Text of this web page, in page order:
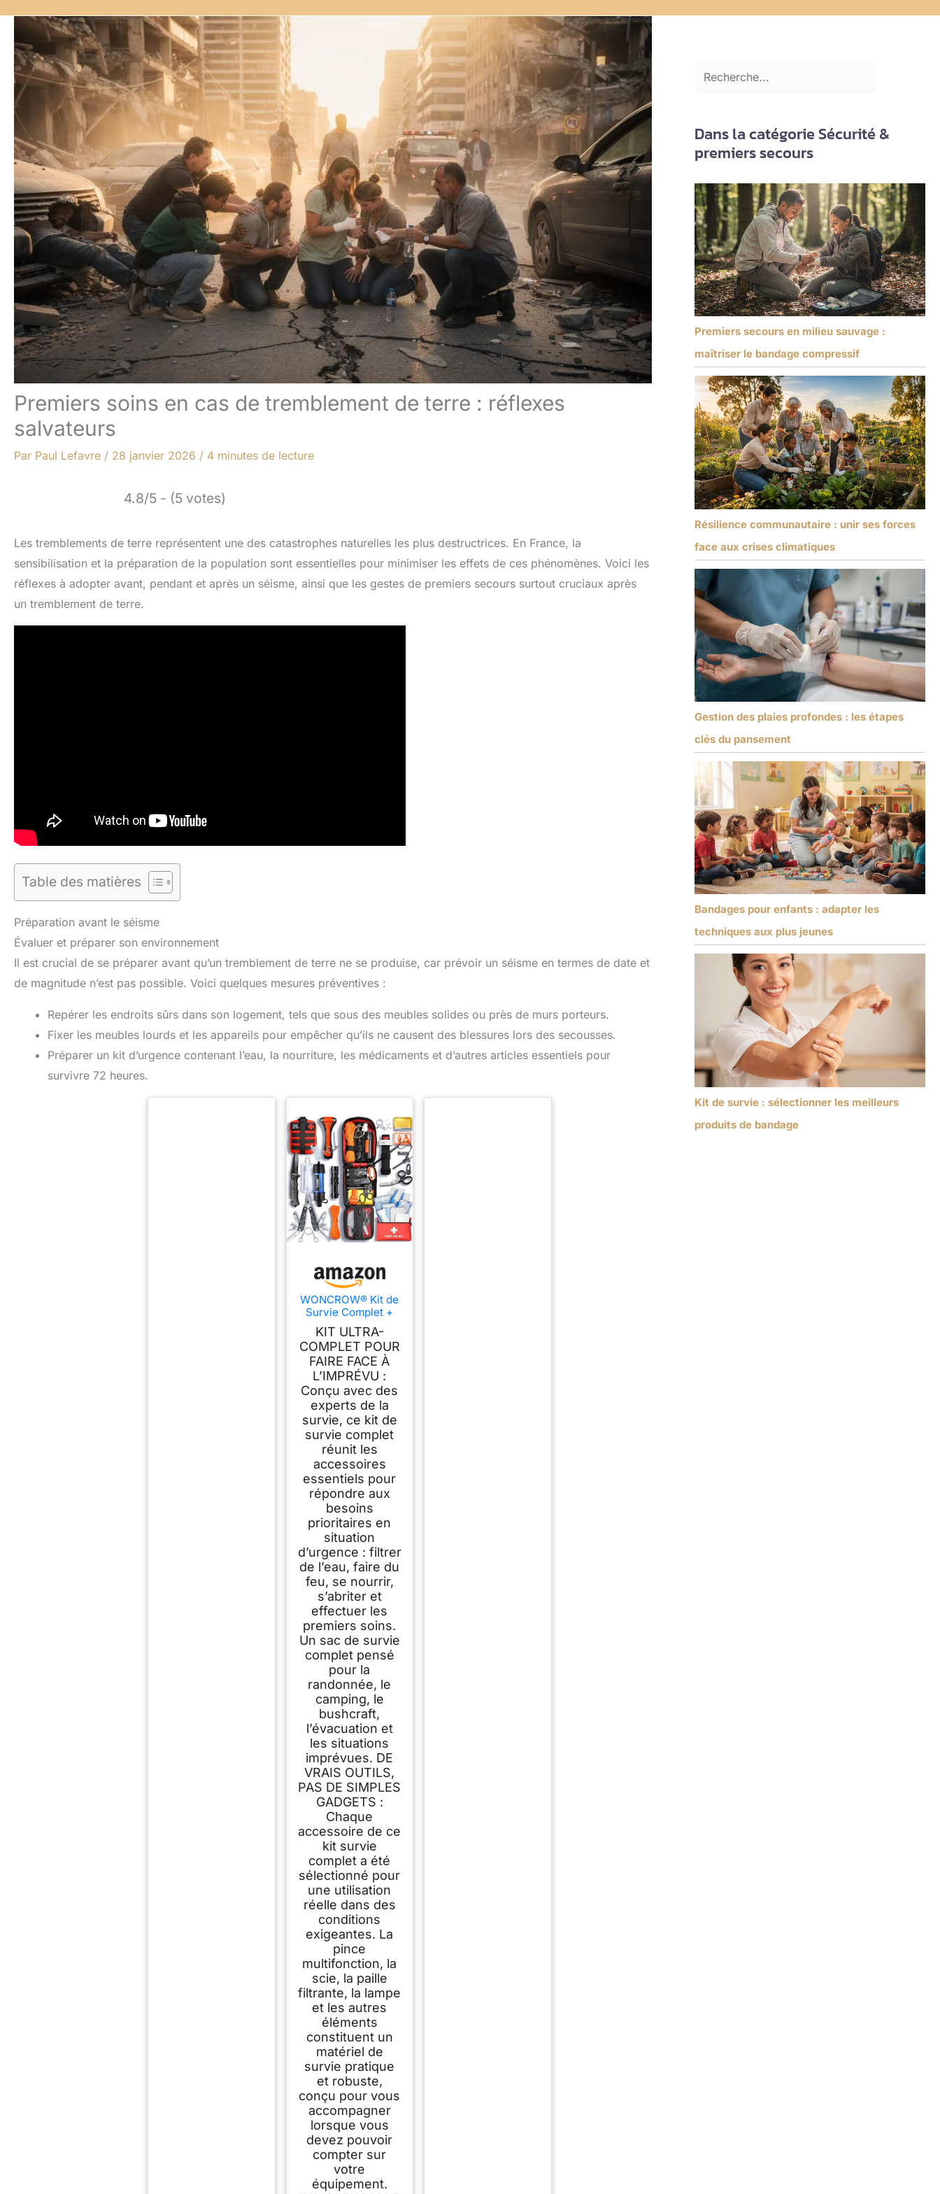
Premiers soins en cas de tremblement de terre : réflexes
salvateurs
Par Paul Lefavre / 28 janvier 2026 / 4 minutes de lecture
4.8/5 - (5 votes)
Les tremblements de terre représentent une des catastrophes naturelles les plus destructrices. En France, la
sensibilisation et la préparation de la population sont essentielles pour minimiser les effets de ces phénomènes. Voici les
réflexes à adopter avant, pendant et après un séisme, ainsi que les gestes de premiers secours surtout cruciaux après
un tremblement de terre.
Table des matières
Préparation avant le séisme
Évaluer et préparer son environnement
Il est crucial de se préparer avant qu’un tremblement de terre ne se produise, car prévoir un séisme en termes de date et
de magnitude n’est pas possible. Voici quelques mesures préventives :
Repérer les endroits sûrs dans son logement, tels que sous des meubles solides ou près de murs porteurs.
Fixer les meubles lourds et les appareils pour empêcher qu’ils ne causent des blessures lors des secousses.
Préparer un kit d’urgence contenant l’eau, la nourriture, les médicaments et d’autres articles essentiels pour
survivre 72 heures.
WONCROW® Kit de
Survie Complet +
Trousse de Secours
Sac de Survie
Urgence
KIT ULTRA-
COMPLET POUR
FAIRE FACE À
L’IMPRÉVU :
Conçu avec des
experts de la
survie, ce kit de
survie complet
réunit les
accessoires
essentiels pour
répondre aux
besoins
prioritaires en
situation
d’urgence : filtrer
de l’eau, faire du
feu, se nourrir,
s’abriter et
effectuer les
premiers soins.
Un sac de survie
complet pensé
pour la
randonnée, le
camping, le
bushcraft,
l’évacuation et
les situations
imprévues. DE
VRAIS OUTILS,
PAS DE SIMPLES
GADGETS :
Chaque
accessoire de ce
kit survie
complet a été
sélectionné pour
une utilisation
réelle dans des
conditions
exigeantes. La
pince
multifonction, la
scie, la paille
filtrante, la lampe
et les autres
éléments
constituent un
matériel de
survie pratique
et robuste,
conçu pour vous
accompagner
lorsque vous
devez pouvoir
compter sur
votre
équipement.
Dans la catégorie Sécurité &
premiers secours
Premiers secours en milieu sauvage :
maîtriser le bandage compressif
Résilience communautaire : unir ses forces
face aux crises climatiques
Gestion des plaies profondes : les étapes
clés du pansement
Bandages pour enfants : adapter les
techniques aux plus jeunes
Kit de survie : sélectionner les meilleurs
produits de bandage